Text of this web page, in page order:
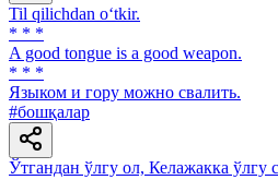
Til qilichdan o‘tkir.
* * *
A good tongue is a good weapon.
* * *
Языком и гору можно свалить.
#бошқалар
Ўтгандан ўлгу ол, Келажакка ўлгу